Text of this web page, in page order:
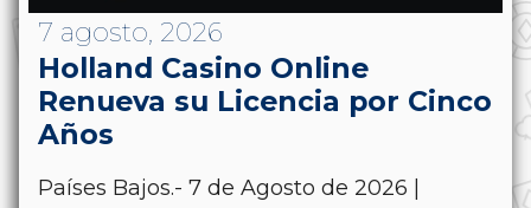
7 agosto, 2026
Holland Casino Online
Renueva su Licencia por Cinco
Años
Países Bajos.- 7 de Agosto de 2026 |